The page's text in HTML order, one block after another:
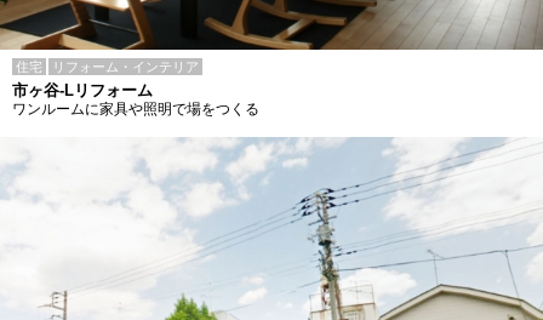
住宅 リフォーム・インテリア
市ヶ谷-Lリフォーム
ワンルームに家具や照明で場をつくる